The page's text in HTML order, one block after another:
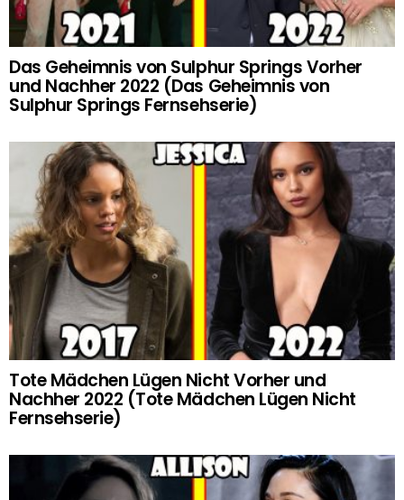
Das Geheimnis von Sulphur Springs Vorher
und Nachher 2022 (Das Geheimnis von
Sulphur Springs Fernsehserie)
Tote Mädchen Lügen Nicht Vorher und
Nachher 2022 (Tote Mädchen Lügen Nicht
Fernsehserie)